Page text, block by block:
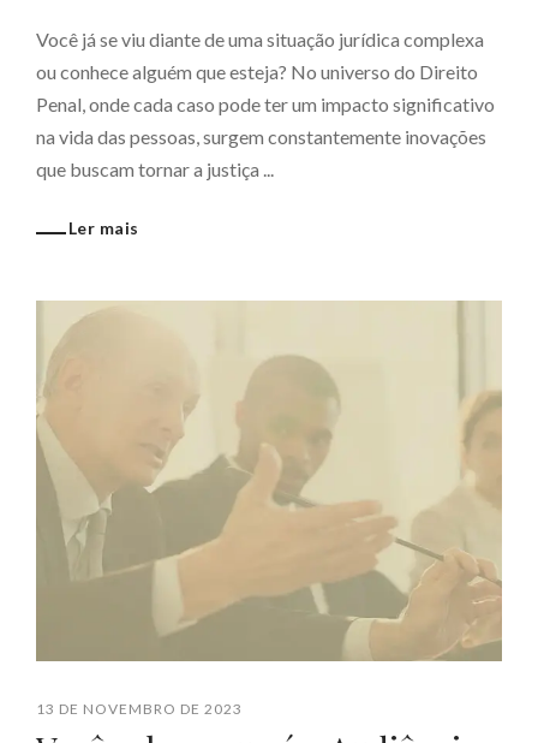
Você já se viu diante de uma situação jurídica complexa
ou conhece alguém que esteja? No universo do Direito
Penal, onde cada caso pode ter um impacto significativo
na vida das pessoas, surgem constantemente inovações
que buscam tornar a justiça ...
Ler mais
13 DE NOVEMBRO DE 2023